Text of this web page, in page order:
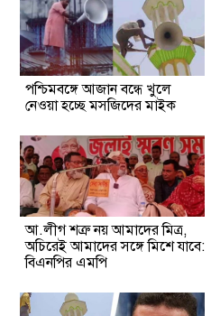
পশ্চিমবঙ্গে আজান বন্ধে খুলে
নেওয়া হচ্ছে মসজিদের মাইক
আ.লীগ শত্রু নয় আমাদের মিত্র,
অচিরেই আমাদের সঙ্গে মিশে যাবে:
বিএনপির এমপি